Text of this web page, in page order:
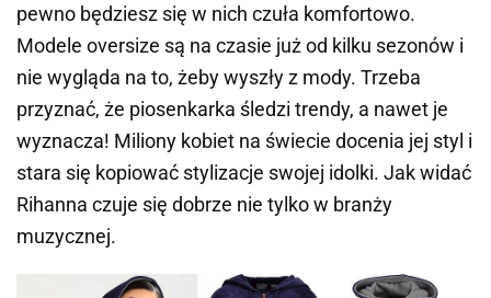
pewno będziesz się w nich czuła komfortowo.
Modele oversize są na czasie już od kilku sezonów i
nie wygląda na to, żeby wyszły z mody. Trzeba
przyznać, że piosenkarka śledzi trendy, a nawet je
wyznacza! Miliony kobiet na świecie docenia jej styl i
stara się kopiować stylizacje swojej idolki. Jak widać
Rihanna czuje się dobrze nie tylko w branży
muzycznej.